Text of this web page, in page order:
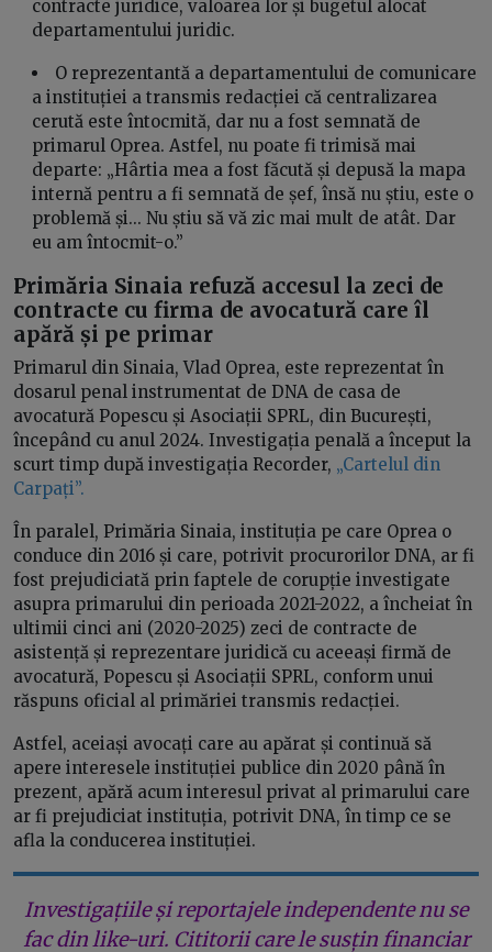
contracte juridice, valoarea lor și bugetul alocat
departamentului juridic.
O reprezentantă a departamentului de comunicare
a instituției a transmis redacției că centralizarea
cerută este întocmită, dar nu a fost semnată de
primarul Oprea. Astfel, nu poate fi trimisă mai
departe: „Hârtia mea a fost făcută și depusă la mapa
internă pentru a fi semnată de șef, însă nu știu, este o
problemă și... Nu știu să vă zic mai mult de atât. Dar
eu am întocmit-o.”
Primăria Sinaia refuză accesul la zeci de
contracte cu firma de avocatură care îl
apără și pe primar
Primarul din Sinaia, Vlad Oprea, este reprezentat în
dosarul penal instrumentat de DNA de casa de
avocatură Popescu și Asociații SPRL, din București,
începând cu anul 2024. Investigația penală a început la
scurt timp după investigația Recorder, „Cartelul din
Carpați”.
În paralel, Primăria Sinaia, instituția pe care Oprea o
conduce din 2016 și care, potrivit procurorilor DNA, ar fi
fost prejudiciată prin faptele de corupție investigate
asupra primarului din perioada 2021-2022, a încheiat în
ultimii cinci ani (2020-2025) zeci de contracte de
asistență și reprezentare juridică cu aceeași firmă de
avocatură, Popescu și Asociații SPRL, conform unui
răspuns oficial al primăriei transmis redacției.
Astfel, aceiași avocați care au apărat și continuă să
apere interesele instituției publice din 2020 până în
prezent, apără acum interesul privat al primarului care
ar fi prejudiciat instituția, potrivit DNA, în timp ce se
afla la conducerea instituției.
Investigațiile și reportajele independente nu se
fac din like-uri. Cititorii care le susțin financiar